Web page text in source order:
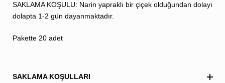
SAKLAMA KOŞULU: Narin yapraklı bir çiçek olduğundan dolayı
dolapta 1-2 gün dayanmaktadır.
Pakette 20 adet
SAKLAMA KOŞULLARI